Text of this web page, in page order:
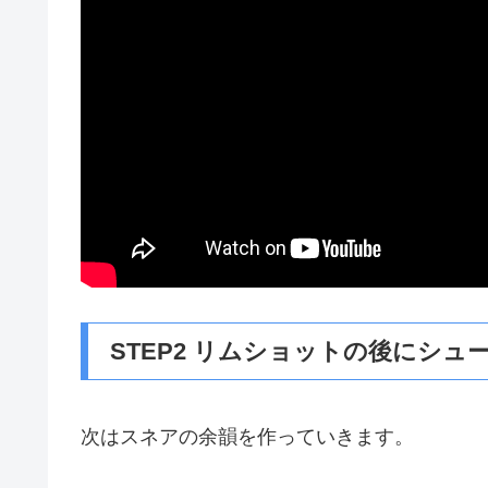
STEP2 リムショットの後にシュ
次はスネアの余韻を作っていきます。